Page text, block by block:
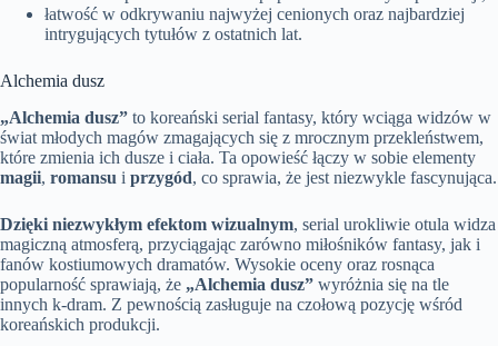
łatwość w odkrywaniu najwyżej cenionych oraz najbardziej
intrygujących tytułów z ostatnich lat.
Alchemia dusz
„Alchemia dusz” to koreański serial fantasy, który wciąga widzów w
świat młodych magów zmagających się z mrocznym przekleństwem,
które zmienia ich dusze i ciała. Ta opowieść łączy w sobie elementy
magii, romansu i przygód, co sprawia, że jest niezwykle fascynująca.
Dzięki niezwykłym efektom wizualnym, serial urokliwie otula widza
magiczną atmosferą, przyciągając zarówno miłośników fantasy, jak i
fanów kostiumowych dramatów. Wysokie oceny oraz rosnąca
popularność sprawiają, że „Alchemia dusz” wyróżnia się na tle
innych k-dram. Z pewnością zasługuje na czołową pozycję wśród
koreańskich produkcji.